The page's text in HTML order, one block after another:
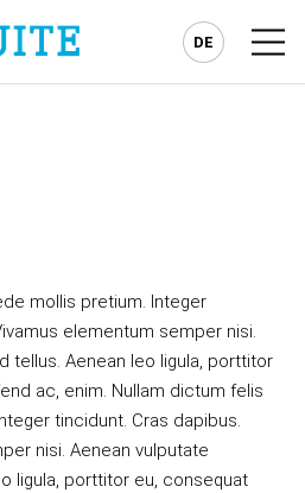
DE
mollis pretium. Integer
elementum semper nisi.
tellus. Aenean leo ligula, porttitor
ac, enim. Nullam dictum felis
tincidunt. Cras dapibus.
nisi. Aenean vulputate
ligula, porttitor eu, consequat